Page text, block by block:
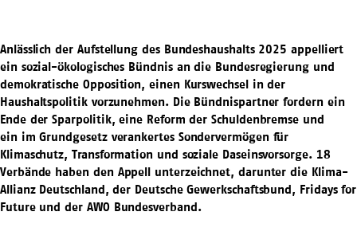
Anlässlich der Aufstellung des Bundeshaushalts 2025 appelliert
ein sozial-ökologisches Bündnis an die Bundesregierung und
demokratische Opposition, einen Kurswechsel in der
Haushaltspolitik vorzunehmen. Die Bündnispartner fordern ein
Ende der Sparpolitik, eine Reform der Schuldenbremse und
ein im Grundgesetz verankertes Sondervermögen für
Klimaschutz, Transformation und soziale Daseinsvorsorge. 18
Verbände haben den Appell unterzeichnet, darunter die Klima-
Allianz Deutschland, der Deutsche Gewerkschaftsbund, Fridays for
Future und der AWO Bundesverband.